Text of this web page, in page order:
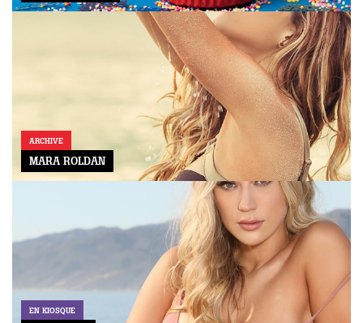
ARCHIVE
MARA ROLDAN
EN KIOSQUE